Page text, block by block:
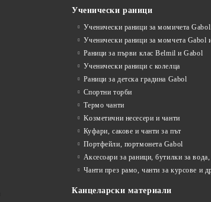
Ученически раници
Ученически раници за момичета
Ученически раници за момчета Gabol
Раници за първи клас Belmil и Gabol
Ученически раници с колелца
Раници за детска градина Gabol
Спортни торби
Термо чанти
Kозметични несесери и чанти
Куфари, сакове и чанти за път
Портфейли, портмонета Gabol
Аксесоари за раници, бутилки за
Чанти през рамо, чанти за курсове и
Канцеларски материали